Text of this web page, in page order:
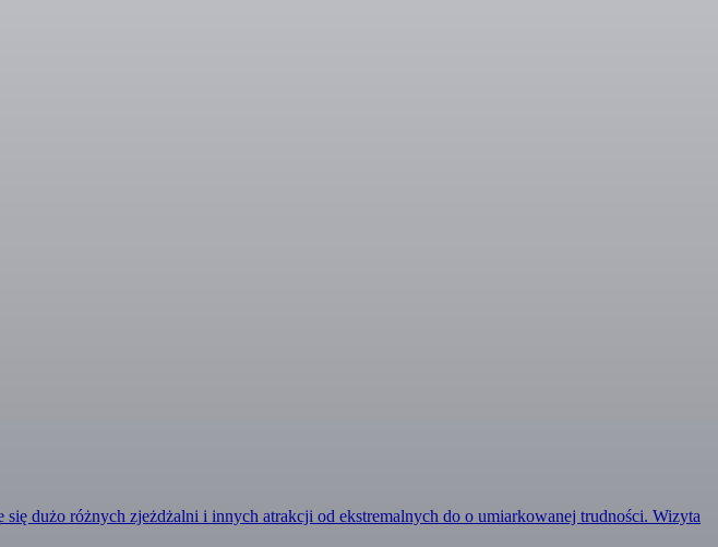
dużo różnych zjeżdżalni i innych atrakcji od ekstremalnych do o umiarkowanej trudności. Wizyta